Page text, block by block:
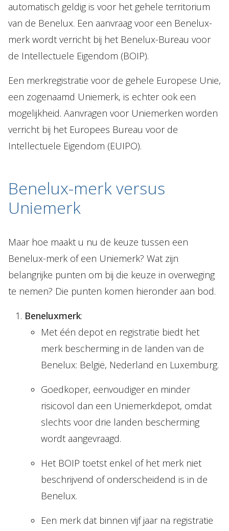
automatisch geldig is voor het gehele territorium
van de Benelux. Een aanvraag voor een Benelux-
merk wordt verricht bij het Benelux-Bureau voor
de Intellectuele Eigendom (BOIP).
Een merkregistratie voor de gehele Europese Unie,
een zogenaamd Uniemerk, is echter ook een
mogelijkheid. Aanvragen voor Uniemerken worden
verricht bij het Europees Bureau voor de
Intellectuele Eigendom (EUIPO).
Benelux-merk versus
Uniemerk
Maar hoe maakt u nu de keuze tussen een
Benelux-merk of een Uniemerk? Wat zijn
belangrijke punten om bij die keuze in overweging
te nemen? Die punten komen hieronder aan bod.
Beneluxmerk:
Met één depot en registratie biedt het
merk bescherming in de landen van de
Benelux: België, Nederland en Luxemburg.
Goedkoper, eenvoudiger en minder
risicovol dan een Uniemerkdepot, omdat
slechts voor drie landen bescherming
wordt aangevraagd.
Het BOIP toetst enkel of het merk niet
beschrijvend of onderscheidend is in de
Benelux.
Een merk dat binnen vijf jaar na registratie